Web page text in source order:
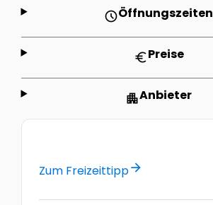
scheduleÖffnungszeiten
euroPreise
apartmentAnbieter
Zum Freizeittipparrow_forward